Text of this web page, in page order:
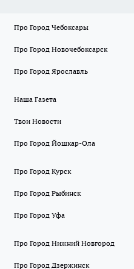
Про Город Чебоксары
Про Город Новочебоксарск
Про Город Ярославль
Наша Газета
Твои Новости
Про Город Йошкар-Ола
Про Город Курск
Про Город Рыбинск
Про Город Уфа
Про Город Нижний Новгород
Про Город Дзержинск